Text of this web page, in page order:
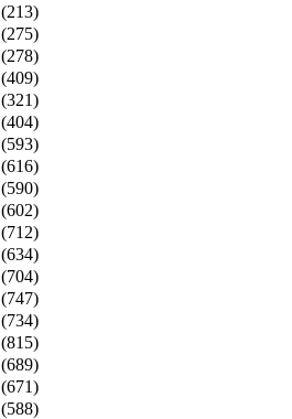
(213)
(275)
(278)
(409)
(321)
(404)
(593)
(616)
(590)
(602)
(712)
(634)
(704)
(747)
(734)
(815)
(689)
(671)
(588)